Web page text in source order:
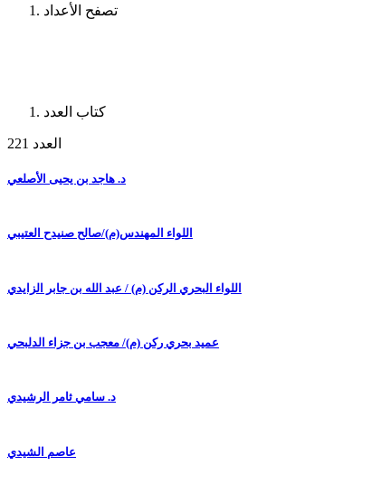
تصفح الأعداد
كتاب العدد
العدد 221
د. هاجد بن يحيى الأصلعي
اللواء المهندس(م)/صالح صنيدح العتيبي
اللواء البحري الركن (م) / عبد الله بن جابر الزايدي
عميد بحري ركن (م)/ معجب بن جزاء الدلبحي
د. سامي ثامر الرشيدي
عاصم الشيدي